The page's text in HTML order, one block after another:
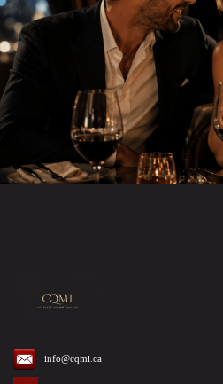
info@cqmi.ca